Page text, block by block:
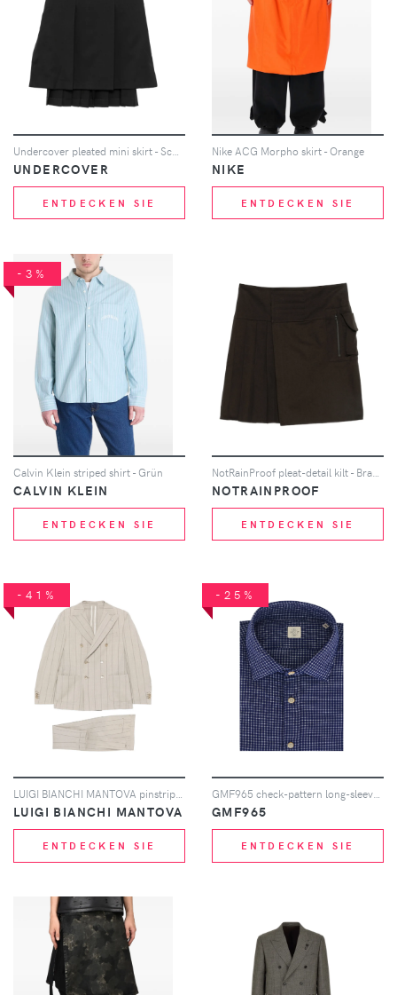
UNDERCOVER
ENTDECKEN SIE
Nike ACG Morpho skirt - Orange
NIKE
ENTDECKEN SIE
-3%
Calvin Klein striped shirt - Grün
CALVIN KLEIN
ENTDECKEN SIE
NotRainProof pleat-detail kilt - Braun
NOTRAINPROOF
ENTDECKEN SIE
-41%
LUIGI BIANCHI MANTOVA pinstripe double-breasted suit - Nude
LUIGI BIANCHI MANTOVA
ENTDECKEN SIE
-25%
GMF965 check-pattern long-sleeve shirt - Blau
GMF965
ENTDECKEN SIE